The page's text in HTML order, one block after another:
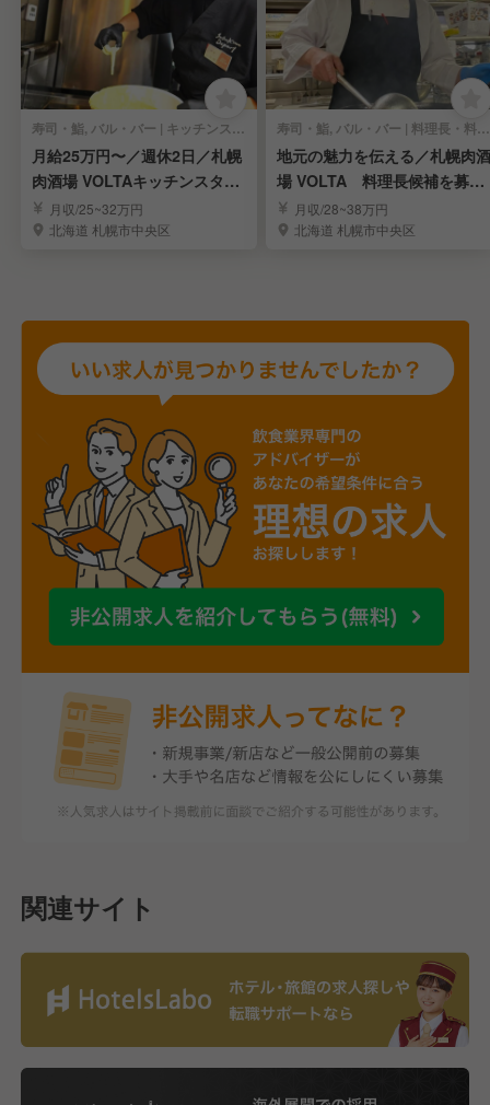
寿司・鮨, バル・バー | キッチンスタッフ
月給25万円〜／週休2日／札幌
肉酒場 VOLTAキッチンスタッ
フ募集！
月収/25~32万円
北海道 札幌市中央区
寿司・鮨, バル・バー | 料理長・料理長候補
地元の魅力を伝える／札幌肉酒
場 VOLTA 料理長候補を募
集！月収/28~38万円
北海道 札幌市中央区
関連サイト